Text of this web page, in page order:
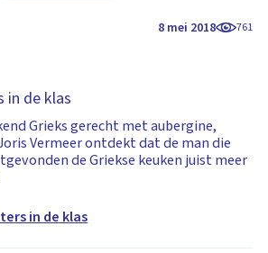
8 mei 2018 761
in de klas
Grieks gerecht met aubergine,
Vermeer ontdekt dat de man die
de Griekse keuken juist meer
in de klas